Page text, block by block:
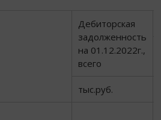
Дебиторская
задолженность
на 01.12.2022г.,
всего
тыс.руб.